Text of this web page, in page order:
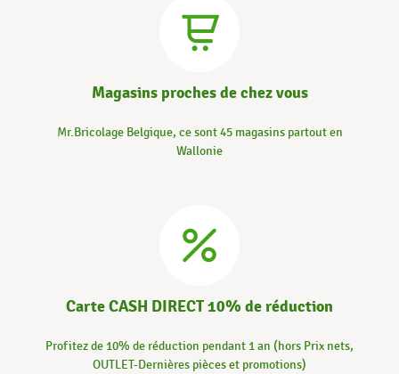
Magasins proches de chez vous
Mr.Bricolage Belgique, ce sont 45 magasins partout en
Wallonie
Carte CASH DIRECT 10% de réduction
Profitez de 10% de réduction pendant 1 an (hors Prix nets,
OUTLET-Dernières pièces et promotions)